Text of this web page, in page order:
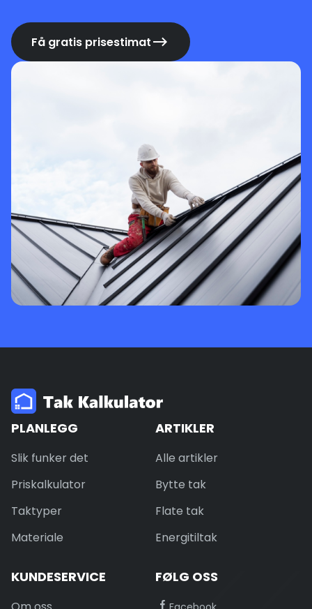
Få gratis prisestimat
PLANLEGG
Slik funker det
Priskalkulator
Taktyper
Materiale
ARTIKLER
Alle artikler
Bytte tak
Flate tak
Energitiltak
KUNDESERVICE FØLG OSS